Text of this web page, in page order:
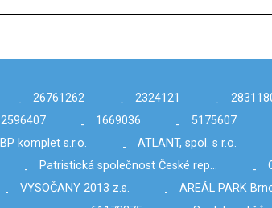
- 26761262 - 2324121 -
2596407 - 1669036 - 5175607
BP komplet s.r.o. - ATLANT, spol. s r.o.
- Patristická společnost České rep… -
- VYSOČANY 2013 z.s. - AREÁL PARK